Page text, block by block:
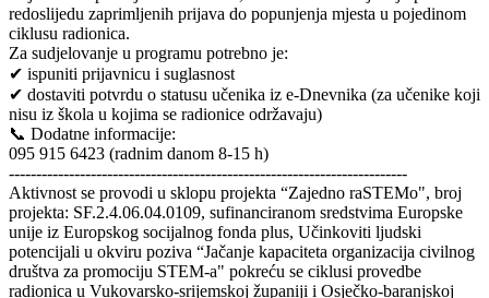
redoslijedu zaprimljenih prijava do popunjenja mjesta u pojedinom
ciklusu radionica.
Za sudjelovanje u programu potrebno je:
✔ ispuniti prijavnicu i suglasnost
✔ dostaviti potvrdu o statusu učenika iz e-Dnevnika (za učenike koji
nisu iz škola u kojima se radionice održavaju)
📞 Dodatne informacije:
095 915 6423 (radnim danom 8-15 h)
-------------------------------------------------------------------------
Aktivnost se provodi u sklopu projekta “Zajedno raSTEMo", broj
projekta: SF.2.4.06.04.0109, sufinanciranom sredstvima Europske
unije iz Europskog socijalnog fonda plus, Učinkoviti ljudski
potencijali u okviru poziva “Jačanje kapaciteta organizacija civilnog
društva za promociju STEM-a" pokreću se ciklusi provedbe
radionica u Vukovarsko-srijemskoj županiji i Osječko-baranjskoj